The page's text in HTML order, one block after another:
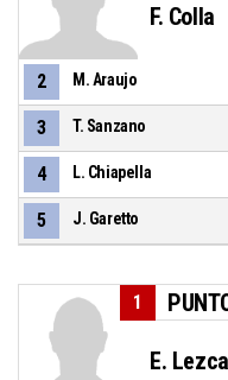
F. Colla
2 M. Araujo
3 T. Sanzano
4 L. Chiapella
5 J. Garetto
1
E.